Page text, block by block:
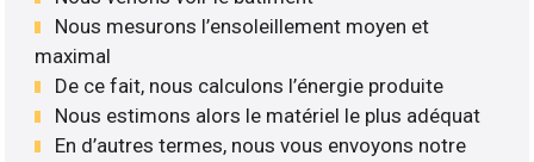
Nous mesurons l’ensoleillement moyen et
maximal
De ce fait, nous calculons l’énergie produite
Nous estimons alors le matériel le plus adéquat
En d’autres termes, nous vous envoyons notre